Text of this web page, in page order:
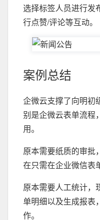
选择标签人员进行发
行点赞/评论等互动。
案例总结
企微云支撑了向明初
别是企微云表单流程
用。
原本需要纸质的审批
在只需在企业微信表
原本需要人工统计，
单明细以及生成报表
作。